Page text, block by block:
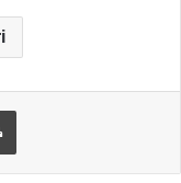
Stampa